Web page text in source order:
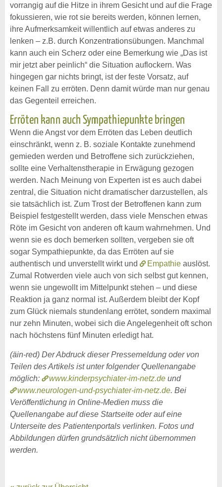
vorrangig auf die Hitze in ihrem Gesicht und auf die Frage
fokussieren, wie rot sie bereits werden, können lernen,
ihre Aufmerksamkeit willentlich auf etwas anderes zu
lenken – z.B. durch Konzentrationsübungen. Manchmal
kann auch ein Scherz oder eine Bemerkung wie „Das ist
mir jetzt aber peinlich“ die Situation auflockern. Was
hingegen gar nichts bringt, ist der feste Vorsatz, auf
keinen Fall zu erröten. Denn damit würde man nur genau
das Gegenteil erreichen.
Erröten kann auch Sympathiepunkte bringen
Wenn die Angst vor dem Erröten das Leben deutlich
einschränkt, wenn z. B. soziale Kontakte zunehmend
gemieden werden und Betroffene sich zurückziehen,
sollte eine Verhaltenstherapie in Erwägung gezogen
werden. Nach Meinung von Experten ist es auch dabei
zentral, die Situation nicht dramatischer darzustellen, als
sie tatsächlich ist. Zum Trost der Betroffenen kann zum
Beispiel festgestellt werden, dass viele Menschen etwas
Röte im Gesicht von anderen oft kaum wahrnehmen. Und
wenn sie es doch bemerken sollten, vergeben sie oft
sogar Sympathiepunkte, da das Erröten auf sie
authentisch und unverstellt wirkt und
Empathie auslöst.
Zumal Rotwerden viele auch von sich selbst gut kennen,
wenn sie ungewollt im Mittelpunkt stehen – und diese
Reaktion ja ganz normal ist. Außerdem bleibt der Kopf
zum Glück niemals stundenlang errötet, sondern maximal
nur zehn Minuten, wobei sich die Angelegenheit oft schon
nach höchstens fünf Minuten erledigt hat.
(äin-red) Der Abdruck dieser Pressemeldung oder von
Teilen des Artikels ist unter folgender Quellenangabe
möglich:
www.kinderpsychiater-im-netz.de und
www.neurologen-und-psychiater-im-netz.de. Bei
Veröffentlichung in Online-Medien muss die
Quellenangabe auf diese Startseite oder auf eine
Unterseite des Patientenportals verlinken. Fotos und
Abbildungen dürfen grundsätzlich nicht übernommen
werden.